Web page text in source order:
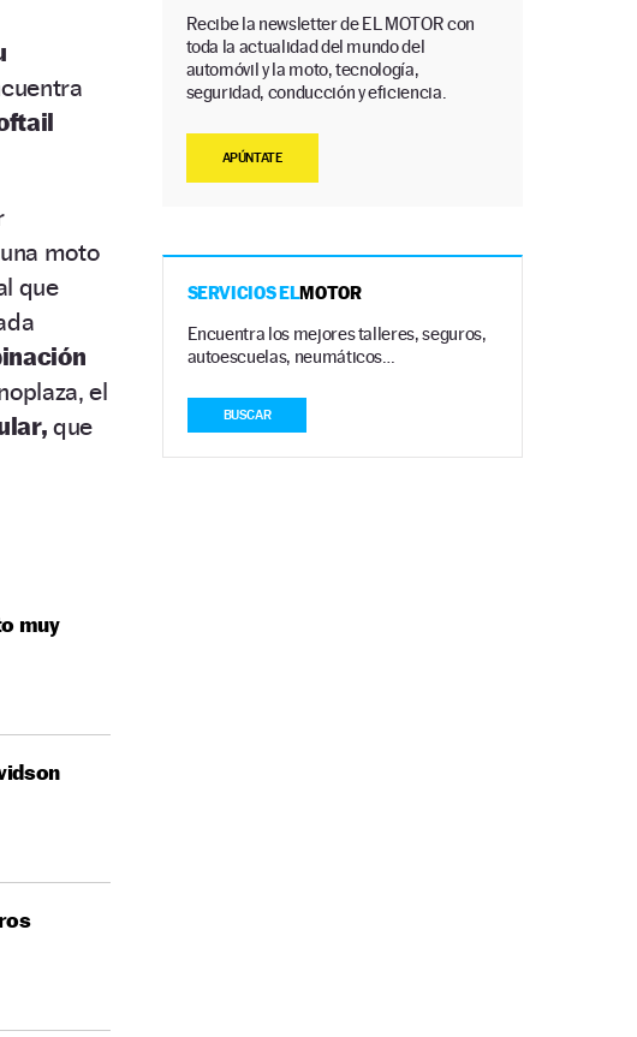
moto
que
el
que
muy
Recibe la newsletter de EL MOTOR con
toda la actualidad del mundo del
automóvil y la moto, tecnología,
seguridad, conducción y eficiencia.
APÚNTATE
SERVICIOS ELMOTOR
Encuentra los mejores talleres, seguros,
autoescuelas, neumáticos…
BUSCAR